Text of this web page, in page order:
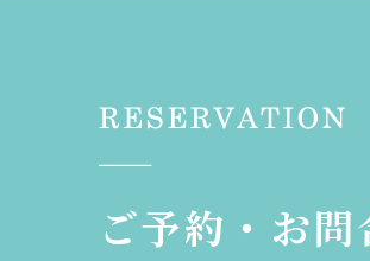
ご予約・お